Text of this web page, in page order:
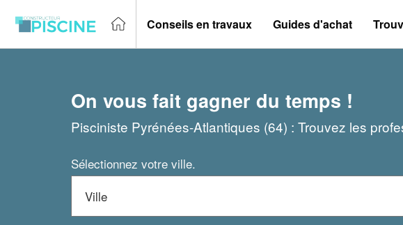
Conseils en travaux Guides d'achat
On vous fait gagner du temps !
Pisciniste Pyrénées-Atlantiques (64) : Trouvez les
Sélectionnez votre ville.